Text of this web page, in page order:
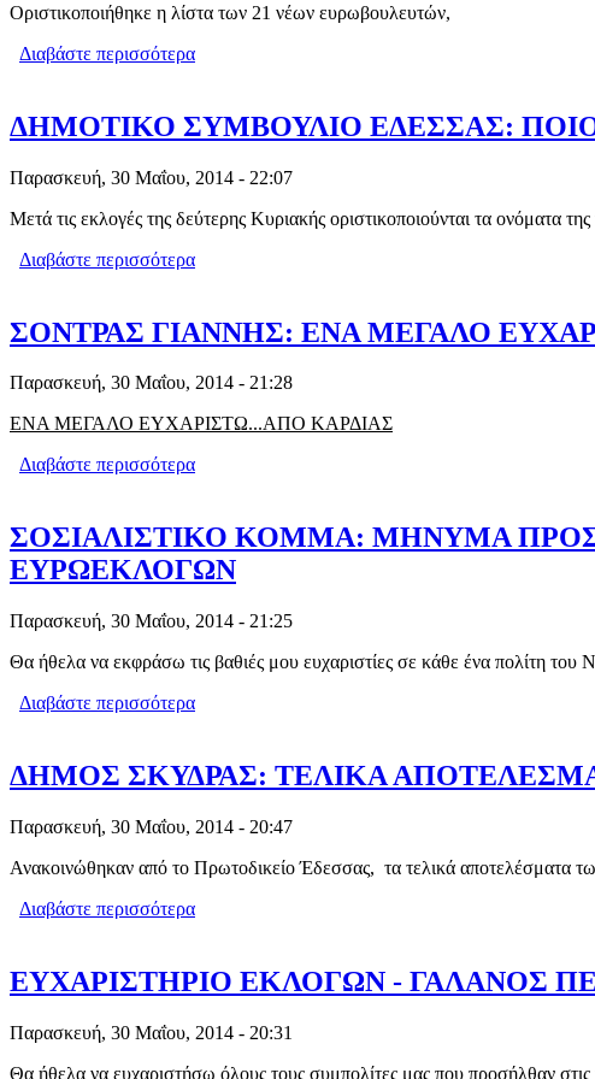
Οριστικοποιήθηκε η λίστα των 21 νέων ευρωβουλευτών,
Διαβάστε περισσότερα
ΔΗΜΟΤΙΚΟ ΣΥΜΒΟΥΛΙΟ ΕΔΕΣΣΑΣ:
Παρασκευή, 30 Μαΐου, 2014 - 22:07
Μετά τις εκλογές της δεύτερης Κυριακής οριστικοποιούνται τα ονόματα
Διαβάστε περισσότερα
ΣΟΝΤΡΑΣ ΓΙΑΝΝΗΣ: ΕΝΑ ΜΕΓΑΛΟ
Παρασκευή, 30 Μαΐου, 2014 - 21:28
ΕΝΑ ΜΕΓΑΛΟ ΕΥΧΑΡΙΣΤΩ...ΑΠΟ ΚΑΡΔΙΑΣ
Διαβάστε περισσότερα
ΣΟΣΙΑΛΙΣΤΙΚΟ ΚΟΜΜΑ: ΜΗΝΥΜΑ
ΕΥΡΩΕΚΛΟΓΩΝ
Παρασκευή, 30 Μαΐου, 2014 - 21:25
Θα ήθελα να εκφράσω τις βαθιές μου ευχαριστίες σε κάθε ένα πολίτη του
Διαβάστε περισσότερα
ΔΗΜΟΣ ΣΚΥΔΡΑΣ: ΤΕΛΙΚΑ
Παρασκευή, 30 Μαΐου, 2014 - 20:47
Ανακοινώθηκαν από το Πρωτοδικείο Έδεσσας, τα τελικά αποτελέσματα
Διαβάστε περισσότερα
ΕΥΧΑΡΙΣΤΗΡΙΟ ΕΚΛΟΓΩΝ - ΓΑΛΑΝΟΣ
Παρασκευή, 30 Μαΐου, 2014 - 20:31
Θα ήθελα να ευχαριστήσω όλους τους συμπολίτες μας που προσήλθαν